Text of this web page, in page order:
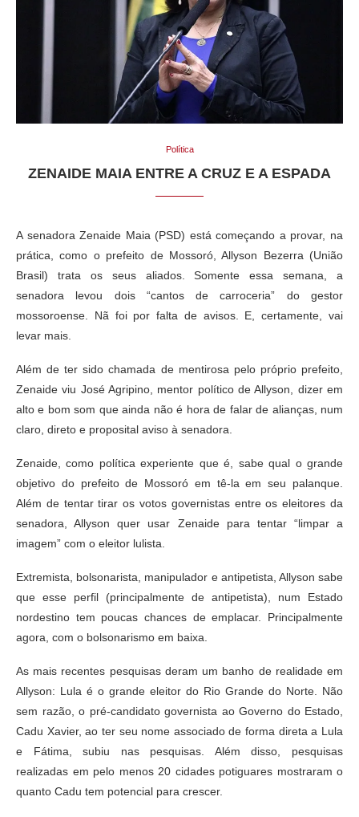
Política
ZENAIDE MAIA ENTRE A CRUZ E A ESPADA
A senadora Zenaide Maia (PSD) está começando a provar, na
prática, como o prefeito de Mossoró, Allyson Bezerra (União
Brasil) trata os seus aliados. Somente essa semana, a
senadora levou dois “cantos de carroceria” do gestor
mossoroense. Nã foi por falta de avisos. E, certamente, vai
levar mais.
Além de ter sido chamada de mentirosa pelo próprio prefeito,
Zenaide viu José Agripino, mentor político de Allyson, dizer em
alto e bom som que ainda não é hora de falar de alianças, num
claro, direto e proposital aviso à senadora.
Zenaide, como política experiente que é, sabe qual o grande
objetivo do prefeito de Mossoró em tê-la em seu palanque.
Além de tentar tirar os votos governistas entre os eleitores da
senadora, Allyson quer usar Zenaide para tentar “limpar a
imagem” com o eleitor lulista.
Extremista, bolsonarista, manipulador e antipetista, Allyson sabe
que esse perfil (principalmente de antipetista), num Estado
nordestino tem poucas chances de emplacar. Principalmente
agora, com o bolsonarismo em baixa.
As mais recentes pesquisas deram um banho de realidade em
Allyson: Lula é o grande eleitor do Rio Grande do Norte. Não
sem razão, o pré-candidato governista ao Governo do Estado,
Cadu Xavier, ao ter seu nome associado de forma direta a Lula
e Fátima, subiu nas pesquisas. Além disso, pesquisas
realizadas em pelo menos 20 cidades potiguares mostraram o
quanto Cadu tem potencial para crescer.